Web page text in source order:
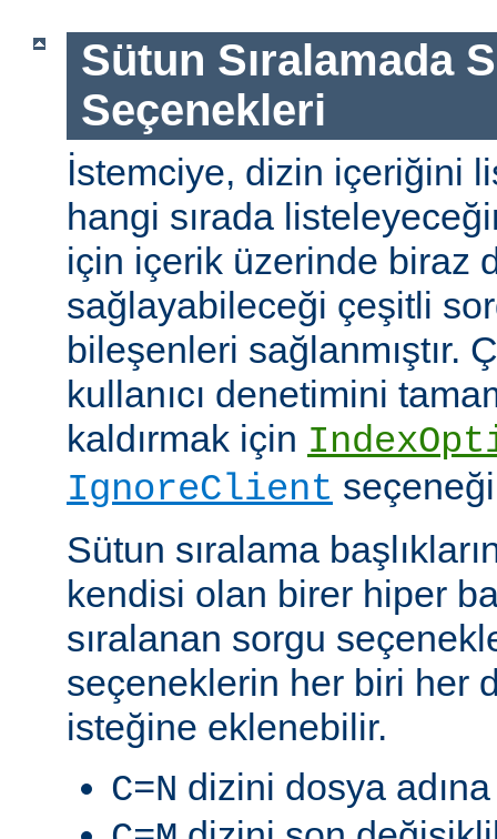
Sütun Sıralamada
Seçenekleri
İstemciye, dizin içeriğini
hangi sırada
için içerik üzerinde biraz
sağlayabileceği çeşitli
bileşenleri sağlanmıştır.
kullanıcı denetimini
kaldırmak için
IgnoreClient
Sütun sıralama
kendisi olan birer hiper
sıralanan sorgu
seçeneklerin her biri her
isteğine eklenebilir.
C=N dizini dosya